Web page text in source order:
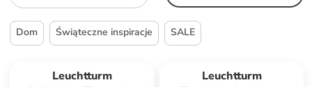
Dom Świąteczne inspiracje SALE
Leuchtturm Leuchtturm